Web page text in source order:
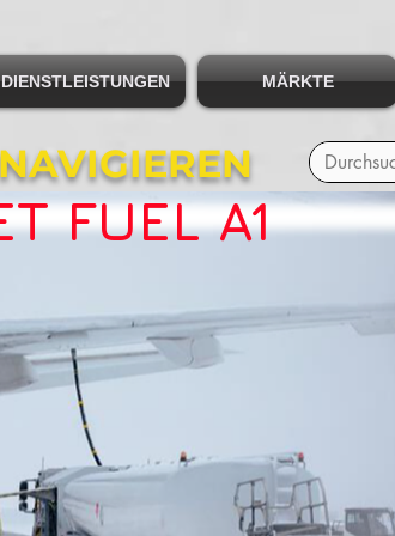
DIENSTLEISTUNGEN MÄRKTE
FUEL A1